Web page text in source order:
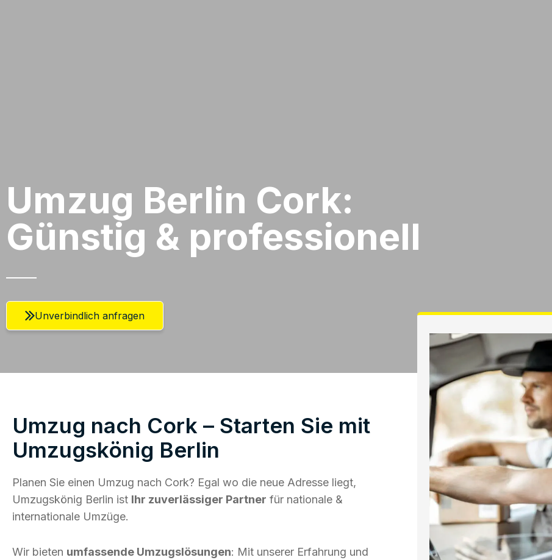
Umzug Berlin​ Cork:
Günstig & professionell​
Unverbindlich anfragen
Umzug nach Cork – Starten Sie mit
Umzugskönig Berlin
Planen Sie einen Umzug nach Cork? Egal wo die neue Adresse liegt,
Umzugskönig Berlin ist Ihr zuverlässiger Partner für nationale &
internationale Umzüge.
Wir bieten umfassende Umzugslösungen: Mit unserer Erfahrung und